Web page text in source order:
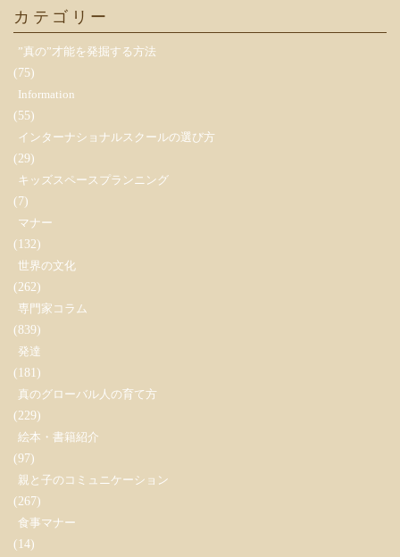
カテゴリー
”真の”才能を発掘する方法
(75)
Information
(55)
インターナショナルスクールの選び方
(29)
キッズスペースプランニング
(7)
マナー
(132)
世界の文化
(262)
専門家コラム
(839)
発達
(181)
真のグローバル人の育て方
(229)
絵本・書籍紹介
(97)
親と子のコミュニケーション
(267)
食事マナー
(14)